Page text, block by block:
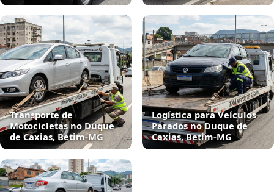
Transporte de
Motocicletas no Duque
de Caxias, Betim‑MG
Logística para Veículos
Parados no Duque de
Caxias, Betim‑MG